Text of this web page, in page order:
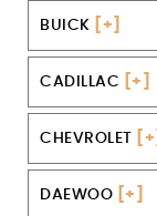
BUICK [+]
CADILLAC [+]
CHEVROLET [+]
DAEWOO [+]